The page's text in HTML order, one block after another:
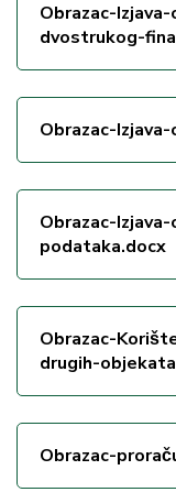
Obrazac-
dvostrukog-
Obrazac-
Obrazac-
podataka.docx
Obrazac-
drugih-
Obrazac-